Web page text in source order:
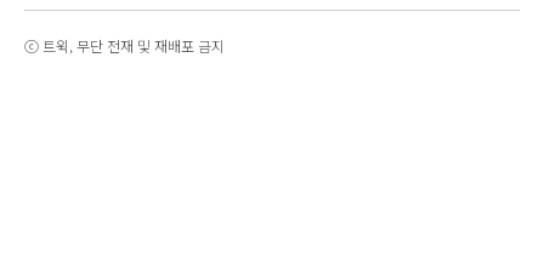
ⓒ 트윅, 무단 전재 및 재배포 금지